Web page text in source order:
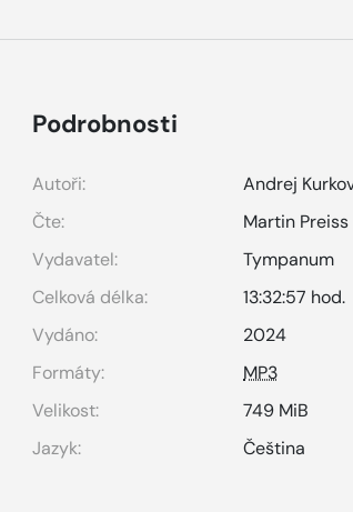
Podrobnosti
Autoři:
Andrej
Čte:
Martin Preiss
Vydavatel:
Tympanum
Celková délka:
13:32:57 hod.
Vydáno:
2024
Formáty:
MP3
Velikost:
749 MiB
Jazyk:
Čeština